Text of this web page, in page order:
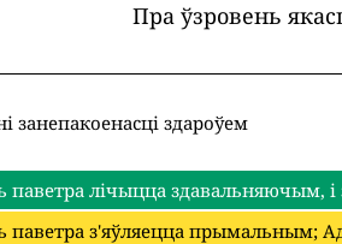
Пра ўзровень
занепакоенасці здароўем
паветра лічыцца здавальняючым,
паветра з'яўляецца прымальным;